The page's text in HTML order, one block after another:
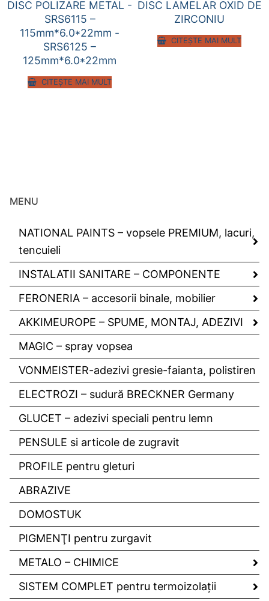
DISC POLIZARE METAL -
SRS6115 –
115mm*6.0*22mm -
SRS6125 –
125mm*6.0*22mm
CITEȘTE MAI MULT
DISC LAMELAR OXID DE
ZIRCONIU
CITEȘTE MAI MULT
MENU
NATIONAL PAINTS – vopsele PREMIUM, lacuri,
tencuieli
INSTALATII SANITARE – COMPONENTE
FERONERIA – accesorii binale, mobilier
AKKIMEUROPE – SPUME, MONTAJ, ADEZIVI
MAGIC – spray vopsea
VONMEISTER-adezivi gresie-faianta, polistiren
ELECTROZI – sudură BRECKNER Germany
GLUCET – adezivi speciali pentru lemn
PENSULE si articole de zugravit
PROFILE pentru gleturi
ABRAZIVE
DOMOSTUK
PIGMENŢI pentru zurgavit
METALO – CHIMICE
SISTEM COMPLET pentru termoizolaţii